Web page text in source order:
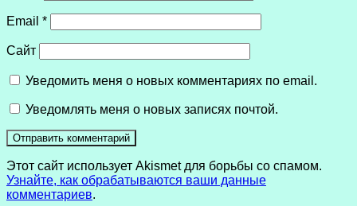
Email *
Сайт
Уведомить меня о новых комментариях по email.
Уведомлять меня о новых записях почтой.
Этот сайт использует Akismet для борьбы со спамом.
Узнайте, как обрабатываются ваши данные
комментариев.